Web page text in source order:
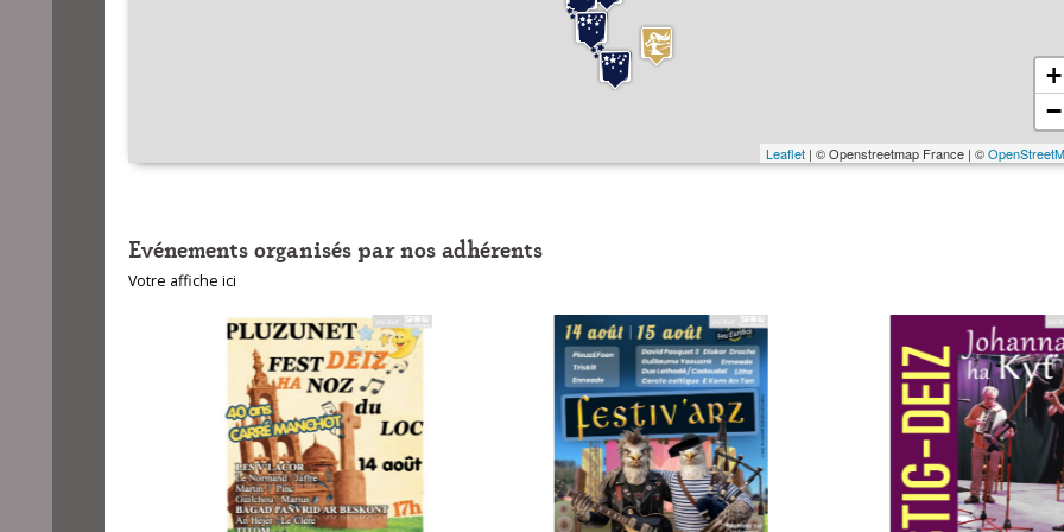
+
−
Leaflet| © Openstreetmap France | ©
Evénements organisés par nos adhérents
Votre affiche ici